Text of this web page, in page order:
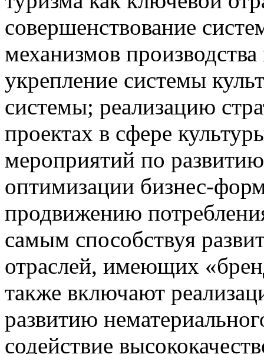
совершенствование
механизмов
укрепление системы
системы; реализацию
проектах в сфере
мероприятий по
оптимизации бизнес-
продвижению
самым способствуя
отраслей, имеющих
также включают
развитию
содействие